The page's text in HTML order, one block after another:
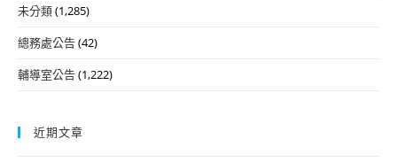
未分類(1,285)
總務處公告(42)
輔導室公告(1,222)
近期文章